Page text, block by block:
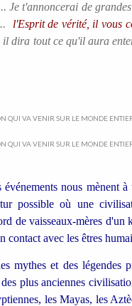
Je t'annoncerai de
l'Esprit de vérité, il vous
dira tout ce qu'il aura
événements nous mènent
possible où une
de vaisseaux-mères
contact avec les êtres
mythes et des légendes
plus anciennes
les Mayas, les